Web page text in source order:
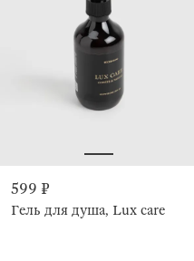
599 ₽
Гель для душа, Lux care